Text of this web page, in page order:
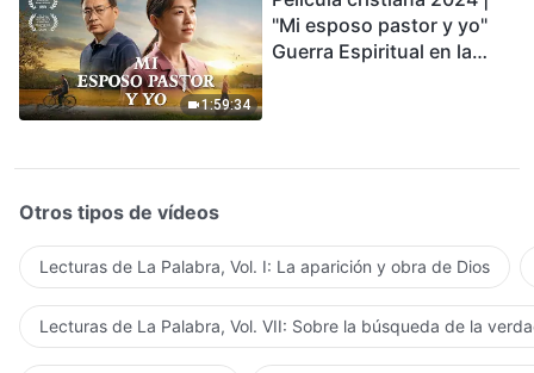
1:59:34
"Mi esposo pastor y yo"
Guerra Espiritual en la
Otros tipos de vídeos
Lecturas de La Palabra, Vol. I: La aparición y obra de Dios
Lecturas de La Palabra, Vol. VII: Sobre la búsqueda de la